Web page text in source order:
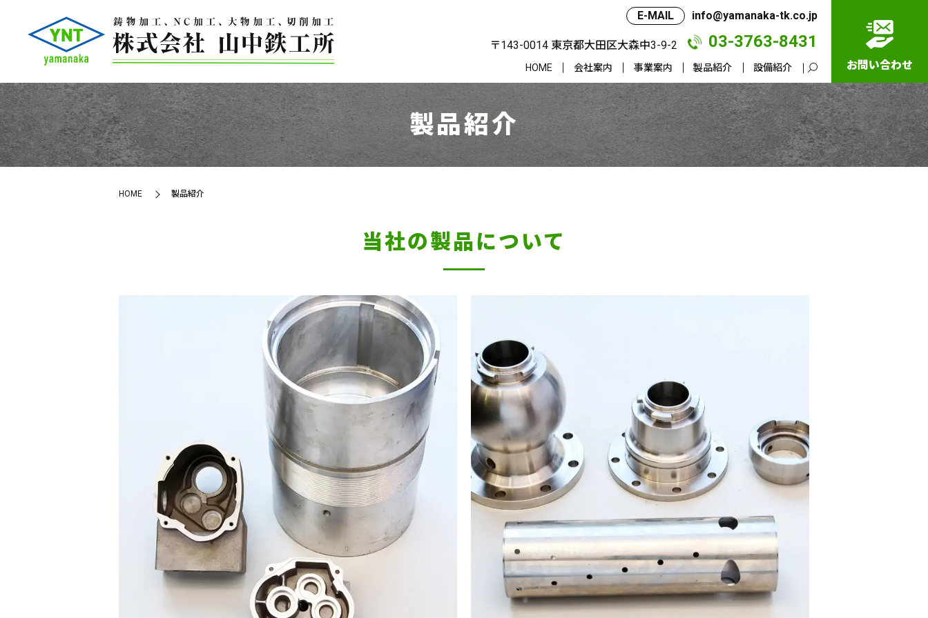
HOME 会社案内 事業案内 製品紹介 設備紹介
E-MAIL info@yamanaka-tk.co.jp
〒143-0014 東京都大田区大森中3-9-2 03-3763-8431
お問い合わせ
製品紹介
HOME 製品紹介
当社の製品について